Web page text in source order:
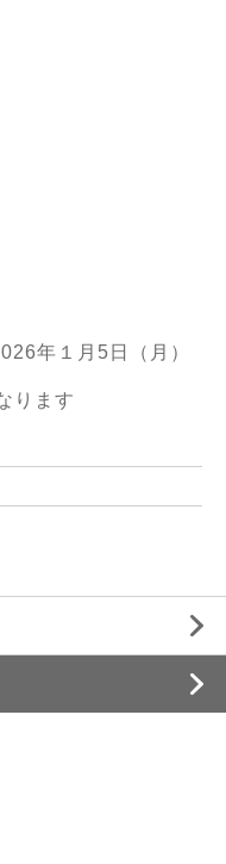
年１月5日（月）
ります